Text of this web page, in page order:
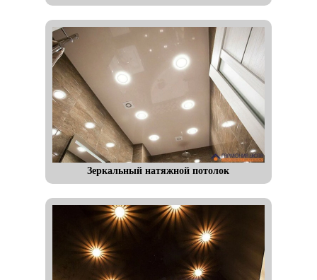
Зеркальный натяжной потолок